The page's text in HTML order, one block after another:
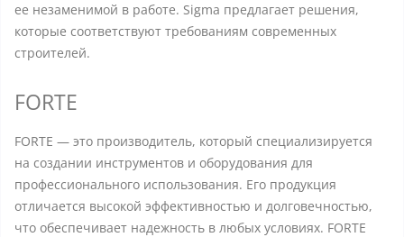
ее незаменимой в работе. Sigma предлагает решения,
которые соответствуют требованиям современных
строителей.
FORTE
FORTE — это производитель, который специализируется
на создании инструментов и оборудования для
профессионального использования. Его продукция
отличается высокой эффективностью и долговечностью,
что обеспечивает надежность в любых условиях. FORTE